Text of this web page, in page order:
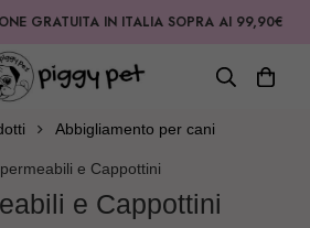
GRATUITA IN ITALIA SOPRA AI 99,90€
Abbigliamento per cani
e Cappottini
e Cappottini